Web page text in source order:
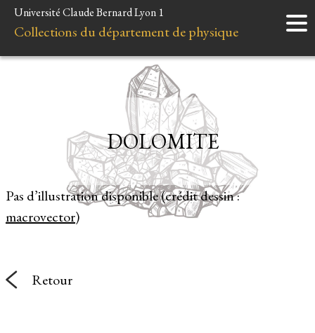
Accueil
Instruments
Liens et ressources
Université Claude Bernard Lyon 1
Collections du département de physique
Pas d’illustration disponible (crédit dessin :
macrovector)
DOLOMITE
Retour